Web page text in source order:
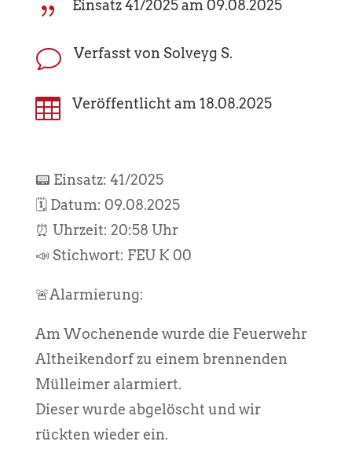
{ Einsatz 41/2025 am 09.08.2025
v Verfasst von Solveyg S.
 Veröffentlicht am 18.08.2025
📟 Einsatz: 41/2025
🗓️ Datum: 09.08.2025
⏰ Uhrzeit: 20:58 Uhr
📣 Stichwort: FEU K 00
🚨Alarmierung:
Am Wochenende wurde die Feuerwehr
Altheikendorf zu einem brennenden
Mülleimer alarmiert.
Dieser wurde abgelöscht und wir
rückten wieder ein.